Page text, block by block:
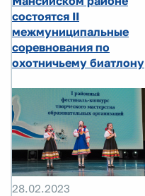
состоятся II
межмуниципальные
соревнования по
охотничьему биатлону
28.02.2023